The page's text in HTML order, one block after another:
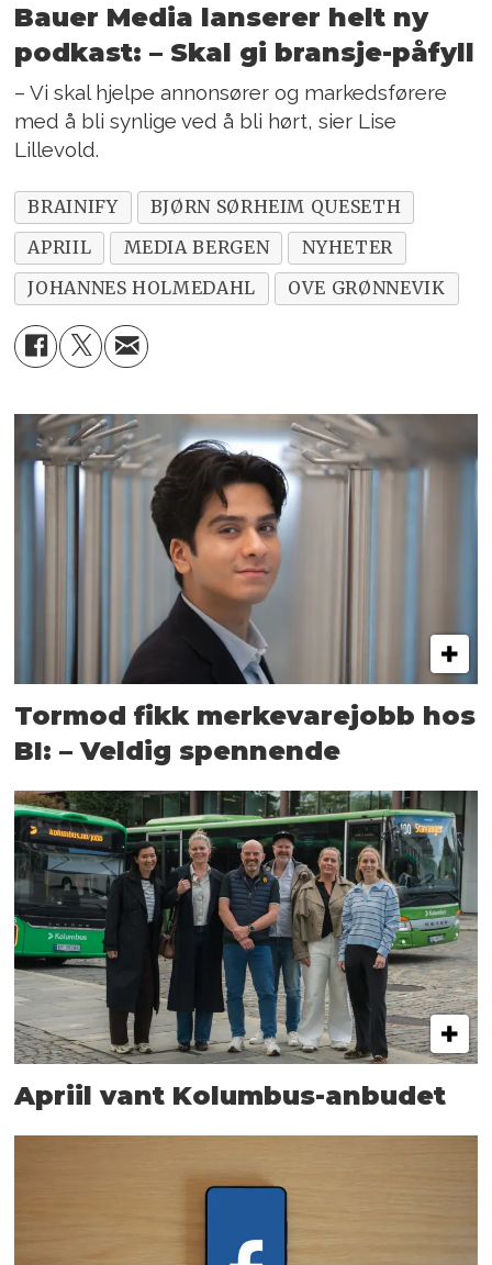
Bauer Media lanserer helt ny
podkast: – Skal gi bransje-påfyll
– Vi skal hjelpe annonsører og markedsførere
med å bli synlige ved å bli hørt, sier Lise
Lillevold.
BRAINIFY
BJØRN SØRHEIM QUESETH
APRIIL
MEDIA BERGEN
NYHETER
JOHANNES HOLMEDAHL
OVE GRØNNEVIK
Tormod fikk merkevarejobb hos
BI: – Veldig spennende
Apriil vant Kolumbus-anbudet